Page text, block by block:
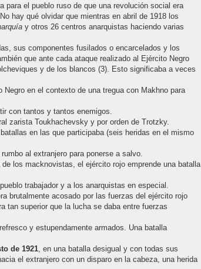
el pueblo ruso de que una revolución social era
hay qué olvidar que mientras en abril de 1918 los
y otros 26 centros anarquistas haciendo varias
sus componentes fusilados o encarcelados y los
que ante cada ataque realizado al Ejército Negro
y de los blancos (3). Esto significaba a veces
en el contexto de una tregua con Makhno para
con tantos y tantos enemigos.
zarista Toukhachevsky y por orden de Trotzky.
en las que participaba (seis heridas en el mismo
al extranjero para ponerse a salvo.
los macknovistas, el ejército rojo emprende una batalla
trabajador y a los anarquistas en especial.
brutalmente acosado por las fuerzas del ejército rojo
tan superior que la lucha se daba entre fuerzas
y estupendamente armados. Una batalla
de 1921, en una batalla desigual y con todas sus
el extranjero con un disparo en la cabeza, una herida